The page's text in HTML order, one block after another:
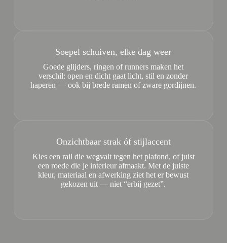
Soepel schuiven, elke dag weer
Goede glijders, ringen of runners maken het
verschil: open en dicht gaat licht, stil en zonder
haperen — ook bij brede ramen of zware gordijnen.
Onzichtbaar strak óf stijlaccent
Kies een rail die wegvalt tegen het plafond, of juist
een roede die je interieur afmaakt. Met de juiste
kleur, materiaal en afwerking ziet het er bewust
gekozen uit — niet “erbij gezet”.